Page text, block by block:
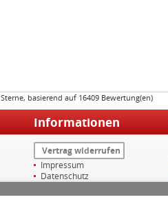
Sterne, basierend auf 16409 Bewertung(en)
Informationen
Vertrag widerrufen
Impressum
Datenschutz
AGB